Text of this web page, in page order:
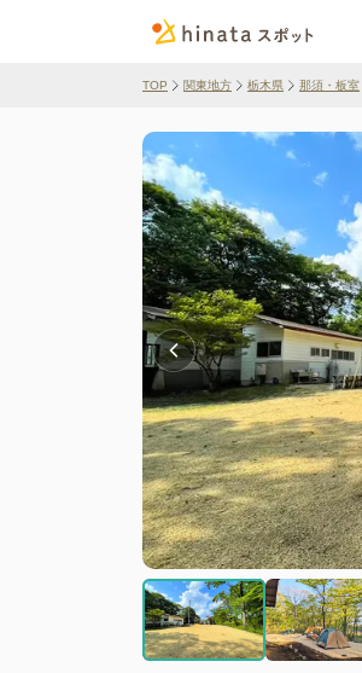
TOP 関東地方 栃木県 那須・板室